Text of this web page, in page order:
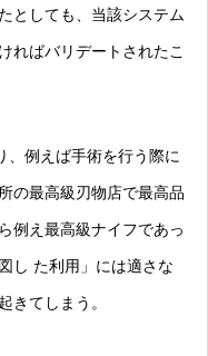
としても、当該システム
ればバリデートされたこ
、例えば手術を行う際に
の最高級刃物店で最高品
例え最高級ナイフであっ
し た利用」には適さな
きてしまう。